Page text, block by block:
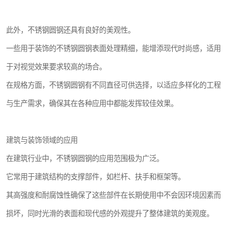
此外，不锈钢圆钢还具有良好的美观性。
一些用于装饰的不锈钢圆钢表面处理精细，能增添现代时尚感，适用
于对视觉效果要求较高的场合。
在规格方面，不锈钢圆钢有不同直径可供选择，以适应多样化的工程
与生产需求，确保其在各种应用中都能发挥较佳效果。
建筑与装饰领域的应用
在建筑行业中，不锈钢圆钢的应用范围极为广泛。
它常用于建筑结构的支撑部件，如栏杆、扶手和框架等。
其高强度和耐腐蚀性确保了这些部件在长期使用中不会因环境因素而
损坏，同时光滑的表面和现代感的外观提升了整体建筑的美观度。